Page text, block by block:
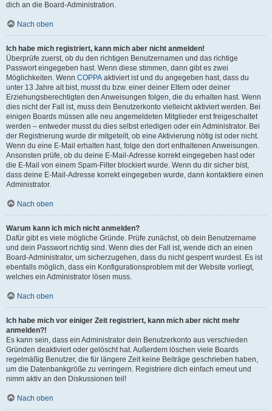
dich an die Board-Administration.
Nach oben
Ich habe mich registriert, kann mich aber nicht anmelden!
Überprüfe zuerst, ob du den richtigen Benutzernamen und das richtige
Passwort eingegeben hast. Wenn diese stimmen, dann gibt es zwei
Möglichkeiten. Wenn COPPA aktiviert ist und du angegeben hast, dass du
unter 13 Jahre alt bist, musst du bzw. einer deiner Eltern oder deiner
Erziehungsberechtigten den Anweisungen folgen, die du erhalten hast. Wenn
dies nicht der Fall ist, muss dein Benutzerkonto vielleicht aktiviert werden. Bei
einigen Boards müssen alle neu angemeldeten Mitglieder erst freigeschaltet
werden – entweder musst du dies selbst erledigen oder ein Administrator. Bei
der Registrierung wurde dir mitgeteilt, ob eine Aktivierung nötig ist oder nicht.
Wenn du eine E-Mail erhalten hast, folge den dort enthaltenen Anweisungen.
Ansonsten prüfe, ob du deine E-Mail-Adresse korrekt eingegeben hast oder
die E-Mail von einem Spam-Filter blockiert wurde. Wenn du dir sicher bist,
dass deine E-Mail-Adresse korrekt eingegeben wurde, dann kontaktiere einen
Administrator.
Nach oben
Warum kann ich mich nicht anmelden?
Dafür gibt es viele mögliche Gründe. Prüfe zunächst, ob dein Benutzername
und dein Passwort richtig sind. Wenn dies der Fall ist, wende dich an einen
Board-Administrator, um sicherzugehen, dass du nicht gesperrt wurdest. Es ist
ebenfalls möglich, dass ein Konfigurationsproblem mit der Website vorliegt,
welches ein Administrator lösen muss.
Nach oben
Ich habe mich vor einiger Zeit registriert, kann mich aber nicht mehr
anmelden?!
Es kann sein, dass ein Administrator dein Benutzerkonto aus verschieden
Gründen deaktiviert oder gelöscht hat. Außerdem löschen viele Boards
regelmäßig Benutzer, die für längere Zeit keine Beiträge geschrieben haben,
um die Datenbankgröße zu verringern. Registriere dich einfach erneut und
nimm aktiv an den Diskussionen teil!
Nach oben